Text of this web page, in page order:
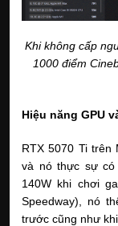
Khi không cấp
1000 điểm
Hiệu năng GPU
RTX 5070 Ti trên
và nó thực sự
140W khi chơi
Speedway), nó
trước cũng như